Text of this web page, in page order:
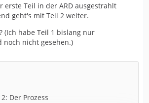
erste Teil in der ARD ausgestrahlt
geht's mit Teil 2 weiter.
(Ich habe Teil 1 bislang nur
noch nicht gesehen.)
Der Prozess